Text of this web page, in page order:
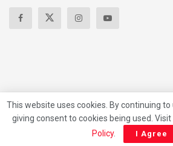
About Privacy Policy
This website uses cookies. By continuing
giving consent to cookies being used. Visit
Policy. I Agree